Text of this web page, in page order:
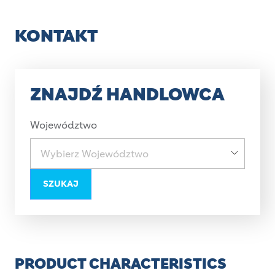
KONTAKT
ZNAJDŹ HANDLOWCA
Województwo
SZUKAJ
PRODUCT CHARACTERISTICS